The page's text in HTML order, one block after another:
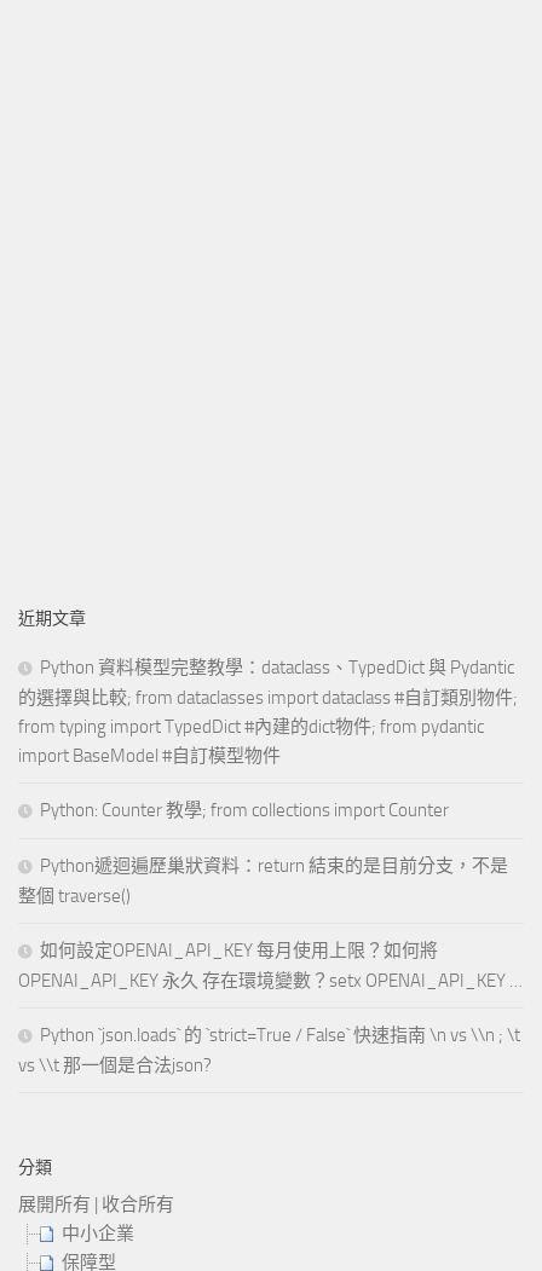
近期文章
Python 資料模型完整教學：dataclass、TypedDict 與 Pydantic
的選擇與比較; from dataclasses import dataclass #自訂類別物件;
from typing import TypedDict #內建的dict物件; from pydantic
import BaseModel #自訂模型物件
Python: Counter 教學; from collections import Counter
Python遞迴遍歷巢狀資料：return 結束的是目前分支，不是
整個 traverse()
如何設定OPENAI_API_KEY 每月使用上限？如何將
OPENAI_API_KEY 永久 存在環境變數？setx OPENAI_API_KEY …
Python `json.loads` 的 `strict=True / False` 快速指南 \n vs \\n ; \t
vs \\t 那一個是合法json?
分類
展開所有 | 收合所有
中小企業
保障型